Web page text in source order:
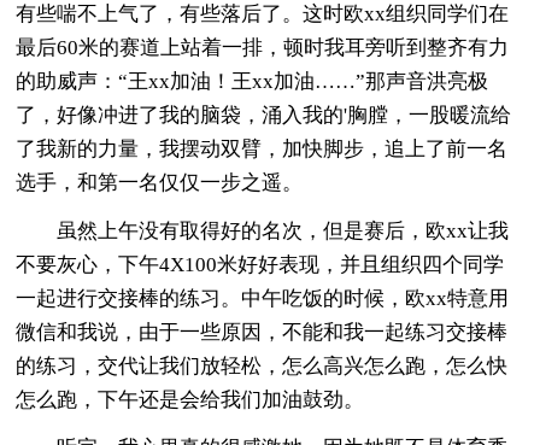
有些喘不上气了，有些落后了。这时欧xx组织同学们在
最后60米的赛道上站着一排，顿时我耳旁听到整齐有力
的助威声：“王xx加油！王xx加油……”那声音洪亮极
了，好像冲进了我的脑袋，涌入我的'胸膛，一股暖流给
了我新的力量，我摆动双臂，加快脚步，追上了前一名
选手，和第一名仅仅一步之遥。
虽然上午没有取得好的名次，但是赛后，欧xx让我
不要灰心，下午4X100米好好表现，并且组织四个同学
一起进行交接棒的练习。中午吃饭的时候，欧xx特意用
微信和我说，由于一些原因，不能和我一起练习交接棒
的练习，交代让我们放轻松，怎么高兴怎么跑，怎么快
怎么跑，下午还是会给我们加油鼓劲。